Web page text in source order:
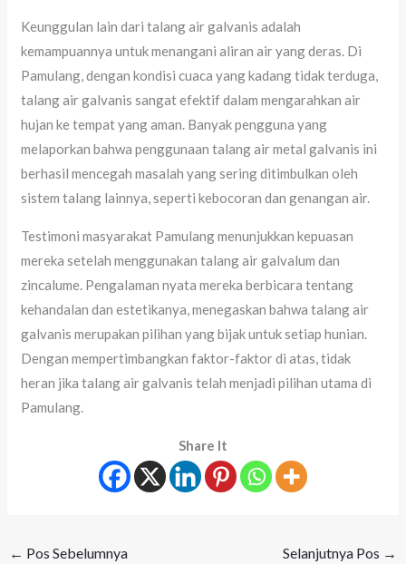
Keunggulan lain dari talang air galvanis adalah
kemampuannya untuk menangani aliran air yang deras. Di
Pamulang, dengan kondisi cuaca yang kadang tidak terduga,
talang air galvanis sangat efektif dalam mengarahkan air
hujan ke tempat yang aman. Banyak pengguna yang
melaporkan bahwa penggunaan talang air metal galvanis ini
berhasil mencegah masalah yang sering ditimbulkan oleh
sistem talang lainnya, seperti kebocoran dan genangan air.
Testimoni masyarakat Pamulang menunjukkan kepuasan
mereka setelah menggunakan talang air galvalum dan
zincalume. Pengalaman nyata mereka berbicara tentang
kehandalan dan estetikanya, menegaskan bahwa talang air
galvanis merupakan pilihan yang bijak untuk setiap hunian.
Dengan mempertimbangkan faktor-faktor di atas, tidak
heran jika talang air galvanis telah menjadi pilihan utama di
Pamulang.
Share It
← Pos Sebelumnya Selanjutnya Pos →